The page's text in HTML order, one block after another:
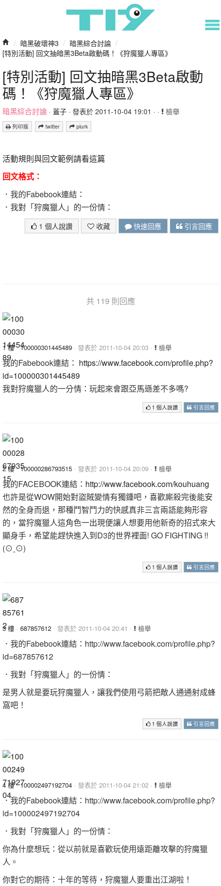
/ 暗黑破壞神3 / 暗黑綜合討論 /
[特別活動] 回文抽暗黑3Beta啟動碼！《狩魔獵人專區》
[特別活動] 回文抽暗黑3Beta啟動
碼！《狩魔獵人專區》
暗黑綜合討論 · 蓋子 · 發表於 2011-10-04 19:01 · · 檢舉
列印版 twitter plurk
活動規則與回文範例請看這篇
回文格式：
．我的Fabebook連結：
．我對「狩魔獵人」的一份情：
1 個人說讚 收藏 快速回應 引言回應
共 119 則回應
1 樓·100000301445489 · 發表於 2011-10-04 20:03 · 檢舉
我的Fabebook連結： https://www.facebook.com/profile.php?
id=100000301445489
我對狩魔獵人的一分情：玩起來會跟亞馬遜差不多嗎?
1 個人說讚 引言回應
2 樓·100000286793515 · 發表於 2011-10-04 20:09 · 檢舉
我的FACEBOOK連結： http://www.facebook.com/kouhuang
也許是從WOW開始對盜賊變情有獨鍾吧，喜歡廝殺完後能安
然的全身而退，那種鬥智鬥力的快感真非三言兩語能夠形容
的，當狩魔獵人這角色一出現便讓人想要用他新奇的招式來大
顯身手，希望能趕快進入到D3的世界裡面! GO FIGHTING !!
(⊙ˍ⊙)
1 個人說讚 引言回應
3 樓 · 687857612 · 發表於 2011-10-04 20:41 · 檢舉
．我的Fabebook連結：http://www.facebook.com/profile.php?
id=687857612
．我對「狩魔獵人」的一份情：
是男人就是要玩狩魔獵人，讓我們使用弓箭把敵人通通射成蜂
窩吧！
1 個人說讚 引言回應
4 樓·100002497192704 · 發表於 2011-10-04 21:02 · 檢舉
．我的Fabebook連結：http://www.facebook.com/profile.php?
id=100002497192704
．我對「狩魔獵人」的一份情：
你為什麼想玩：從以前就是喜歡玩使用遠距離攻擊的狩魔獵
人。
你對它的期待：十年的等待，狩魔獵人要重出江湖啦！